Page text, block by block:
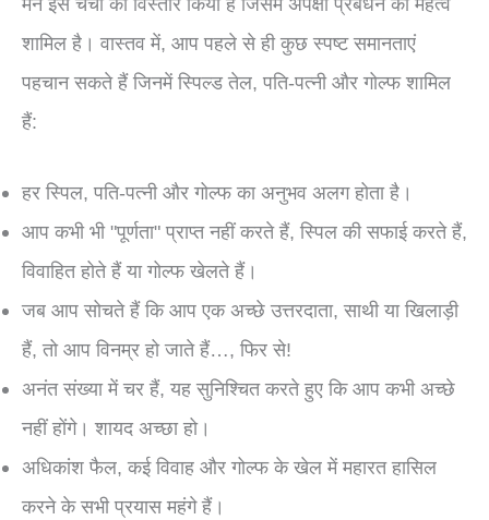
शामिल है। वास्तव में, आप पहले से ही कुछ स्पष्ट समानताएं
पहचान सकते हैं जिनमें स्पिल्ड तेल, पति-पत्नी और गोल्फ शामिल
हैं:
हर स्पिल, पति-पत्नी और गोल्फ का अनुभव अलग होता है।
आप कभी भी "पूर्णता" प्राप्त नहीं करते हैं, स्पिल की सफाई करते हैं,
विवाहित होते हैं या गोल्फ खेलते हैं।
जब आप सोचते हैं कि आप एक अच्छे उत्तरदाता, साथी या खिलाड़ी
हैं, तो आप विनम्र हो जाते हैं…, फिर से!
अनंत संख्या में चर हैं, यह सुनिश्चित करते हुए कि आप कभी अच्छे
नहीं होंगे। शायद अच्छा हो।
अधिकांश फैल, कई विवाह और गोल्फ के खेल में महारत हासिल
करने के सभी प्रयास महंगे हैं।